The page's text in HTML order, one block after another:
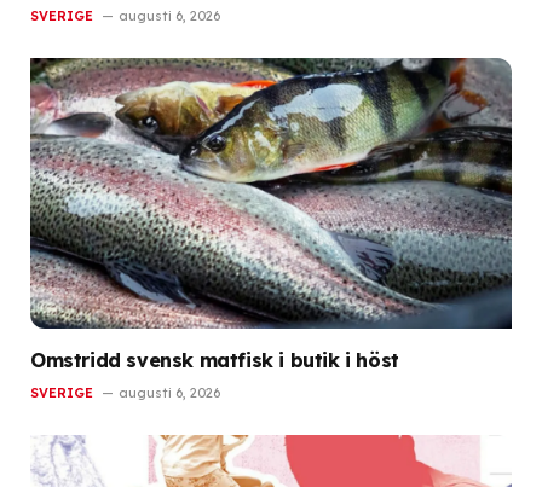
SVERIGE augusti 6, 2026
Omstridd svensk matfisk i butik i höst
SVERIGE augusti 6, 2026